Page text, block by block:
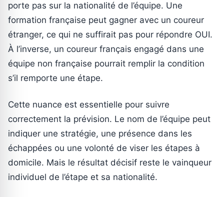
porte pas sur la nationalité de l’équipe. Une
formation française peut gagner avec un coureur
étranger, ce qui ne suffirait pas pour répondre OUI.
À l’inverse, un coureur français engagé dans une
équipe non française pourrait remplir la condition
s’il remporte une étape.
Cette nuance est essentielle pour suivre
correctement la prévision. Le nom de l’équipe peut
indiquer une stratégie, une présence dans les
échappées ou une volonté de viser les étapes à
domicile. Mais le résultat décisif reste le vainqueur
individuel de l’étape et sa nationalité.